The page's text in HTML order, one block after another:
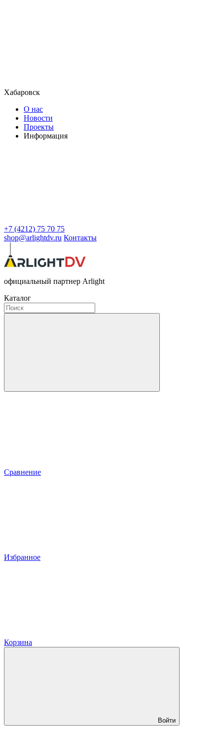
Хабаровск
О нас
Новости
Проекты
Информация
+7 (4212) 75 70 75
shop@arlightdv.ru Контакты
официальный партнер Arlight
Каталог
Сравнение
Избранное
Корзина
Войти